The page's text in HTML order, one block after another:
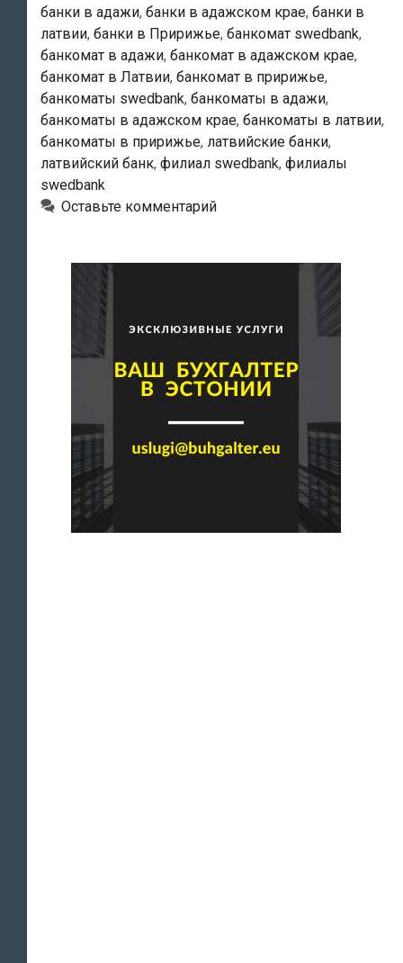
банки в адажи, банки в адажском крае, банки в
латвии, банки в Пририжье, банкомат swedbank,
банкомат в адажи, банкомат в адажском крае,
банкомат в Латвии, банкомат в пририжье,
банкоматы swedbank, банкоматы в адажи,
банкоматы в адажском крае, банкоматы в латвии,
банкоматы в пририжье, латвийские банки,
латвийский банк, филиал swedbank, филиалы
swedbank
Оставьте комментарий